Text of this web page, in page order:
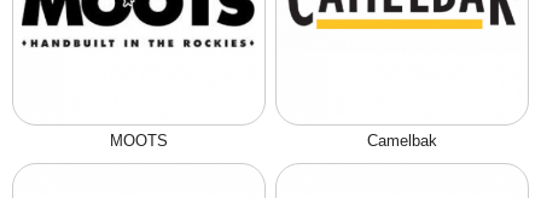
MOOTS Camelbak